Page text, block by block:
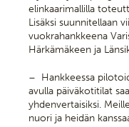
elinkaarimallilla
Lisäksi suunnitellaan
vuokrahankkeena
Härkämäkeen ja
– Hankkeessa
avulla päiväkotitilat
yhdenvertaisiksi.
nuori ja heidän